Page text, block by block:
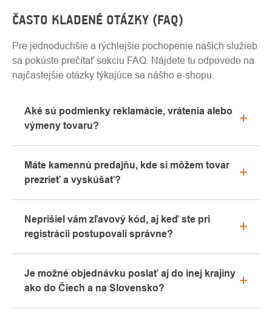
ČASTO KLADENÉ OTÁZKY (FAQ)
Pre jednoduchšie a rýchlejšie pochopenie našich služieb
sa pokúste prečítať sekciu FAQ. Nájdete tu odpovede na
najčastejšie otázky týkajúce sa nášho e-shopu.
Aké sú podmienky reklamácie, vrátenia alebo
výmeny tovaru?
"Všetko o nákupe" alebo nás kontaktujte e-mailom
alebo telefonicky.
Máte kamennú predajňu, kde si môžem tovar
prezrieť a vyskúšať?
Kolíne. Radi vám tu poradíme s výberom vhodného
vybavenia, ktoré si môžete vyskúšať priamo v
Neprišiel vám zľavový kód, aj keď ste pri
registrácii postupovali správne?
záložku „hromadné“ alebo „SPAM“, veľmi často tu e-
mail s kódom končí. Ak ste aj napriek tomu svoj
Je možné objednávku poslať aj do inej krajiny
ako do Čiech a na Slovensko?